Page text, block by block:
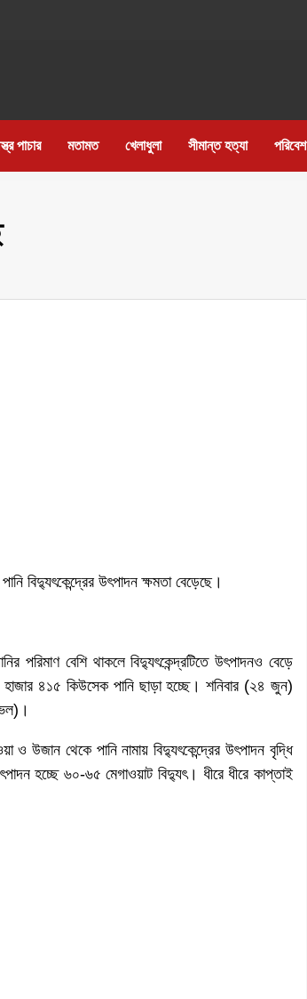
পাচার মতামত খেলাধুলা সীমান্ত হত্যা পরিবেশ
বিদ্যুৎকেন্দ্রের উৎপাদন ক্ষমতা বেড়েছে।
পরিমাণ বেশি থাকলে বিদ্যুৎকেন্দ্রটিতে উৎপাদনও বেড়ে
হাজার ৪১৫ কিউসেক পানি ছাড়া হচ্ছে। শনিবার (২৪ জুন)
ও উজান থেকে পানি নামায় বিদ্যুৎকেন্দ্রের উৎপাদন বৃদ্ধি
হচ্ছে ৬০-৬৫ মেগাওয়াট বিদ্যুৎ। ধীরে ধীরে কাপ্তাই